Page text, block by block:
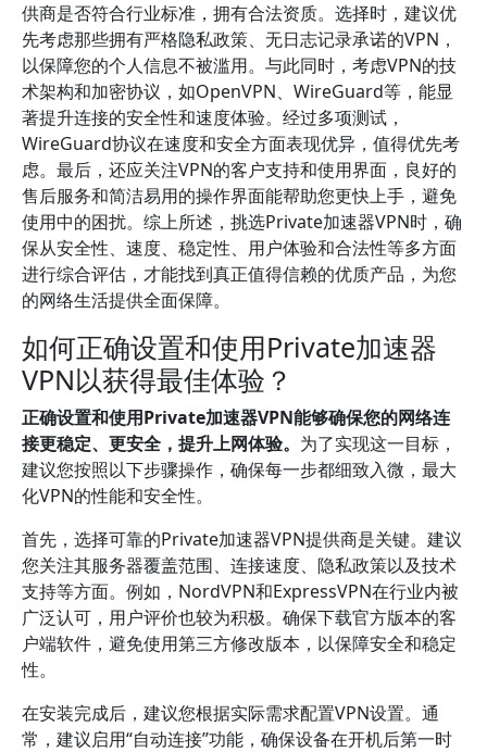
供商是否符合行业标准，拥有合法资质。选择时，建议优
先考虑那些拥有严格隐私政策、无日志记录承诺的VPN，
以保障您的个人信息不被滥用。与此同时，考虑VPN的技
术架构和加密协议，如OpenVPN、WireGuard等，能显
著提升连接的安全性和速度体验。经过多项测试，
WireGuard协议在速度和安全方面表现优异，值得优先考
虑。最后，还应关注VPN的客户支持和使用界面，良好的
售后服务和简洁易用的操作界面能帮助您更快上手，避免
使用中的困扰。综上所述，挑选Private加速器VPN时，确
保从安全性、速度、稳定性、用户体验和合法性等多方面
进行综合评估，才能找到真正值得信赖的优质产品，为您
的网络生活提供全面保障。
如何正确设置和使用Private加速器
VPN以获得最佳体验？
正确设置和使用Private加速器VPN能够确保您的网络连
接更稳定、更安全，提升上网体验。 为了实现这一目标，
建议您按照以下步骤操作，确保每一步都细致入微，最大
化VPN的性能和安全性。
首先，选择可靠的Private加速器VPN提供商是关键。建议
您关注其服务器覆盖范围、连接速度、隐私政策以及技术
支持等方面。例如，NordVPN和ExpressVPN在行业内被
广泛认可，用户评价也较为积极。确保下载官方版本的客
户端软件，避免使用第三方修改版本，以保障安全和稳定
性。
在安装完成后，建议您根据实际需求配置VPN设置。通
常，建议启用“自动连接”功能，确保设备在开机后第一时